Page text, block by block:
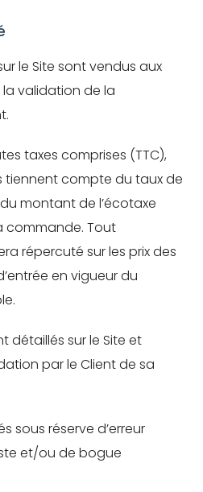
le Site sont vendus aux
validation de la
taxes comprises (TTC),
tiennent compte du taux de
montant de l’écotaxe
commande. Tout
répercuté sur les prix des
en vigueur du
détaillés sur le Site et
par le Client de sa
sous réserve d’erreur
et/ou de bogue